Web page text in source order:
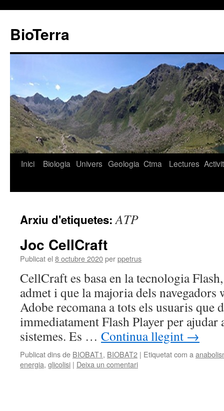
BioTerra
Vés
Inici Biologia Univers Geologia Ctma Lectures
Arxiu d'etiquetes:ATP
Joc CellCraft
Publicat el 8 octubre 2020perppetrus
CellCraft es basa en la tecnologia
admet i que la majoria dels navegadors
Adobe recomana a tots els usuaris que
immediatament Flash Player per ajudar
sistemes. Es … Continua llegint →
Publicat dins de BIOBAT1, BIOBAT2 | Etiquetat com a
energia, glicolisi | Deixa un comentari